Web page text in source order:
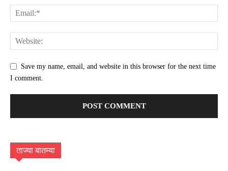
Save my name, email, and website in this browser for the next time
I comment.
ताज्या बातम्या